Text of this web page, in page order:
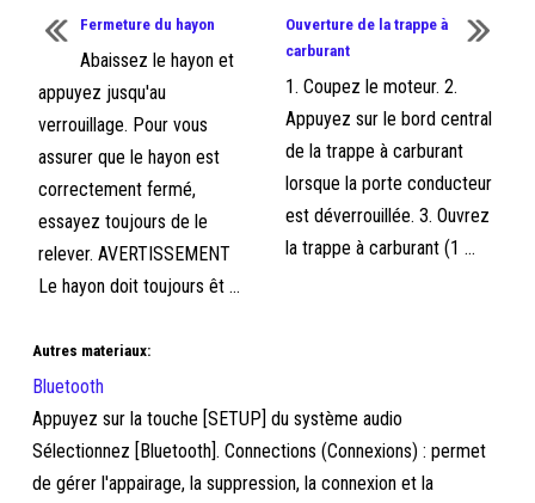
Fermeture du hayon
Abaissez le hayon et
appuyez jusqu'au
verrouillage. Pour vous
assurer que le hayon est
correctement fermé,
essayez toujours de le
relever. AVERTISSEMENT
Le hayon doit toujours êt ...
Ouverture de la trappe à
carburant
1. Coupez le moteur. 2.
Appuyez sur le bord central
de la trappe à carburant
lorsque la porte conducteur
est déverrouillée. 3. Ouvrez
la trappe à carburant (1 ...
Autres materiaux:
Bluetooth
Appuyez sur la touche [SETUP] du système audio
Sélectionnez [Bluetooth]. Connections (Connexions) : permet
de gérer l'appairage, la suppression, la connexion et la